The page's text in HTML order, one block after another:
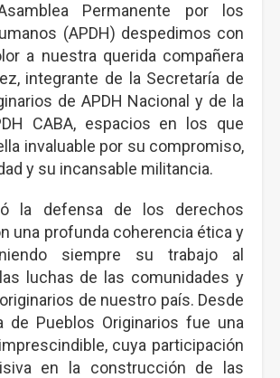
Permanente por los
(APDH) despedimos con
a nuestra querida compañera
integrante de la Secretaría de
de APDH Nacional y de la
CABA, espacios en los que
invaluable por su compromiso,
y su incansable militancia.
la defensa de los derechos
una profunda coherencia ética y
siempre su trabajo al
luchas de las comunidades y
de nuestro país. Desde
de Pueblos Originarios fue una
cuya participación
en la construcción de las